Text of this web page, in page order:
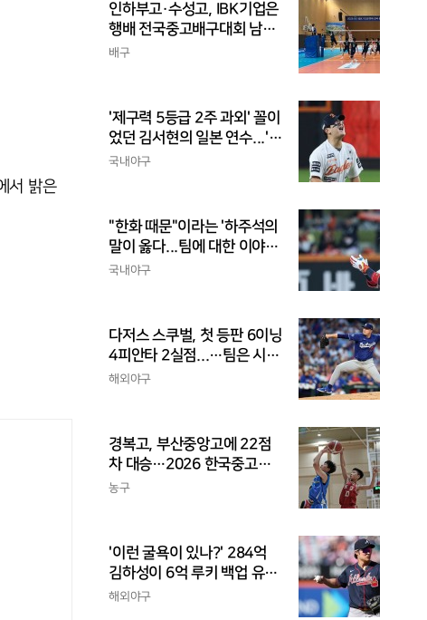
서 밝은
인하부고·수성고, IBK기업은
행배 전국중고배구대회 남고
부 결승 격돌
배구
'제구력 5등급 2주 과외' 꼴이
었던 김서현의 일본 연수...'종
합검진표'에 불과
국내야구
"한화 때문"이라는 '하주석의
말이 옳다...팀에 대한 이야
기, 끝까지 안 하는 게 도리
국내야구
다저스 스쿠벌, 첫 등판 6이닝
4피안타 2실점...…팀은 시즌
최다 5연패
해외야구
경복고, 부산중앙고에 22점
차 대승…2026 한국중고농
구 주말리그 왕중왕전 첫 승
농구
'이런 굴욕이 있나?' 284억
김하성이 6억 루키 백업 유격
수라니...자비스, 수비도 김하
해외야구